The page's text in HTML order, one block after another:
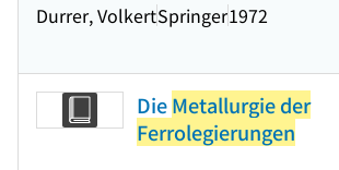
Durrer, VolkertSpringer1972
DieMetallurgie der
Ferrolegierungen